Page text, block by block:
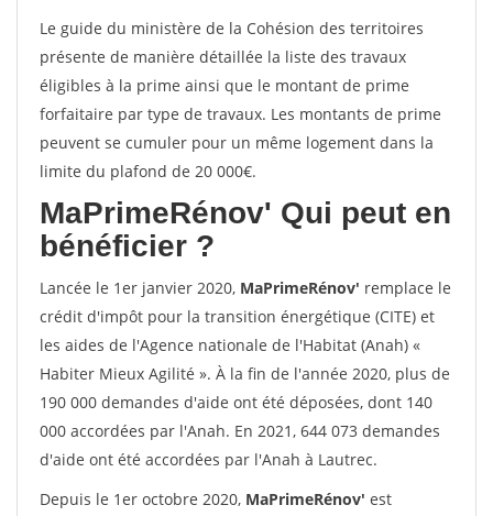
Le guide du ministère de la Cohésion des territoires
présente de manière détaillée la liste des travaux
éligibles à la prime ainsi que le montant de prime
forfaitaire par type de travaux. Les montants de prime
peuvent se cumuler pour un même logement dans la
limite du plafond de 20 000€.
MaPrimeRénov' Qui peut en
bénéficier ?
Lancée le 1er janvier 2020, MaPrimeRénov' remplace le
crédit d'impôt pour la transition énergétique (CITE) et
les aides de l'Agence nationale de l'Habitat (Anah) «
Habiter Mieux Agilité ». À la fin de l'année 2020, plus de
190 000 demandes d'aide ont été déposées, dont 140
000 accordées par l'Anah. En 2021, 644 073 demandes
d'aide ont été accordées par l'Anah à Lautrec.
Depuis le 1er octobre 2020, MaPrimeRénov' est